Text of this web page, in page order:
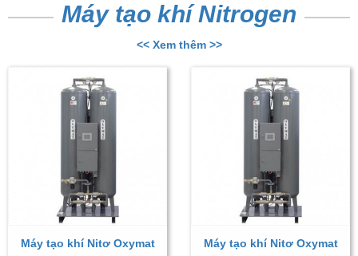
Máy tạo khí Nitrogen
<< Xem thêm >>
Máy tạo khí Nitơ Oxymat
Máy tạo khí Nitơ Oxymat